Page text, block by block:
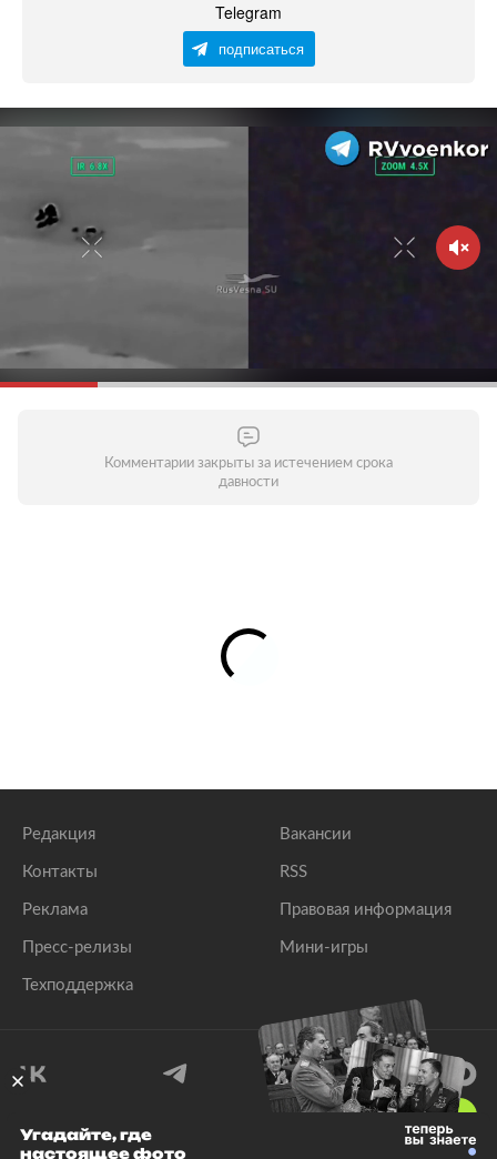
Telegram
подписаться
Комментарии закрыты за истечением срока
давности
Редакция
Контакты
Реклама
Пресс-релизы
Техподдержка
Вакансии
RSS
Правовая информация
Мини-игры
© 1999–2026 Все права защищены.
Угадайте, где
настоящее фото